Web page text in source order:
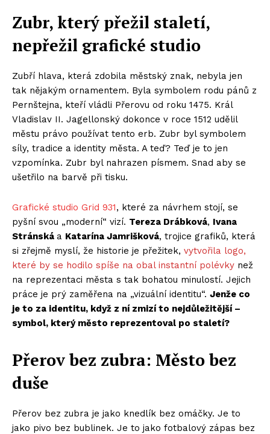
Zubr, který přežil staletí,
nepřežil grafické studio
Zubří hlava, která zdobila městský znak, nebyla jen
tak nějakým ornamentem. Byla symbolem rodu pánů z
Pernštejna, kteří vládli Přerovu od roku 1475. Král
Vladislav II. Jagellonský dokonce v roce 1512 udělil
městu právo používat tento erb. Zubr byl symbolem
síly, tradice a identity města. A teď? Teď je to jen
vzpomínka. Zubr byl nahrazen písmem. Snad aby se
ušetřilo na barvě při tisku.
Grafické studio Grid 931, které za návrhem stojí, se
pyšní svou „moderní“ vizí. Tereza Drábková, Ivana
Stránská a Katarína Jamrišková, trojice grafiků, která
si zřejmě myslí, že historie je přežitek, vytvořila logo,
které by se hodilo spíše na obal instantní polévky než
na reprezentaci města s tak bohatou minulostí. Jejich
práce je prý zaměřena na „vizuální identitu“. Jenže co
je to za identitu, když z ní zmizí to nejdůležitější –
symbol, který město reprezentoval po staletí?
Přerov bez zubra: Město bez
duše
Přerov bez zubra je jako knedlík bez omáčky. Je to
jako pivo bez bublinek. Je to jako fotbalový zápas bez